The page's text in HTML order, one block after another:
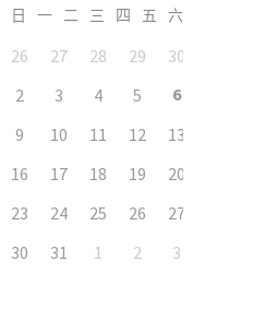
日 一 二 三 四 五
26 27 28 29 30
2
3 4 5 6
9
10 11 12 13
16
17 18 19 20
23
24 25 26 27
30
31 1 2 3